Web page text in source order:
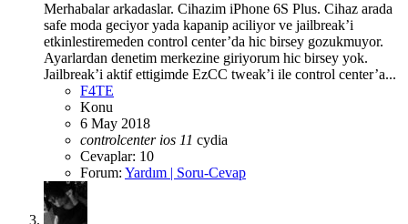
Merhabalar arkadaslar. Cihazim iPhone 6S Plus. Cihaz arada
safe moda geciyor yada kapanip aciliyor ve jailbreak’i
etkinlestiremeden control center’da hic birsey gozukmuyor.
Ayarlardan denetim merkezine giriyorum hic birsey yok.
Jailbreak’i aktif ettigimde EzCC tweak’i ile control center’a...
F4TE
Konu
6 May 2018
controlcenter ios 11 cydia
Cevaplar: 10
Forum: Yardım | Soru-Cevap